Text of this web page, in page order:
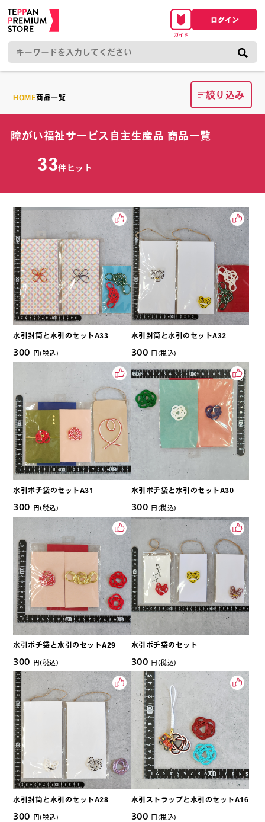
HOME商品一覧
障がい福祉サービス自主生産品 商品一覧
33件ヒット
絞り込み
水引封筒と水引のセットA33
300 円(税込)
水引封筒と水引のセットA32
300 円(税込)
水引ポチ袋のセットA31
300 円(税込)
水引ポチ袋と水引のセットA30
300 円(税込)
水引ポチ袋と水引のセットA29
300 円(税込)
水引ポチ袋のセット
300 円(税込)
水引封筒と水引のセットA28
300 円(税込)
水引ストラップと水引のセットA16
300 円(税込)